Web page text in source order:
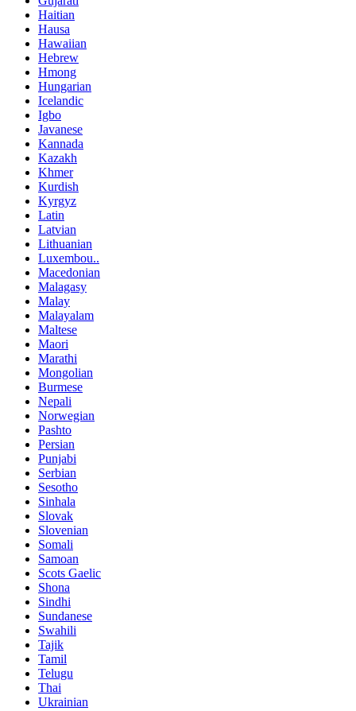
Haitian
Hausa
Hawaiian
Hebrew
Hmong
Hungarian
Icelandic
Igbo
Javanese
Kannada
Kazakh
Khmer
Kurdish
Kyrgyz
Latin
Latvian
Lithuanian
Luxembou..
Macedonian
Malagasy
Malay
Malayalam
Maltese
Maori
Marathi
Mongolian
Burmese
Nepali
Norwegian
Pashto
Persian
Punjabi
Serbian
Sesotho
Sinhala
Slovak
Slovenian
Somali
Samoan
Scots Gaelic
Shona
Sindhi
Sundanese
Swahili
Tajik
Tamil
Telugu
Thai
Ukrainian